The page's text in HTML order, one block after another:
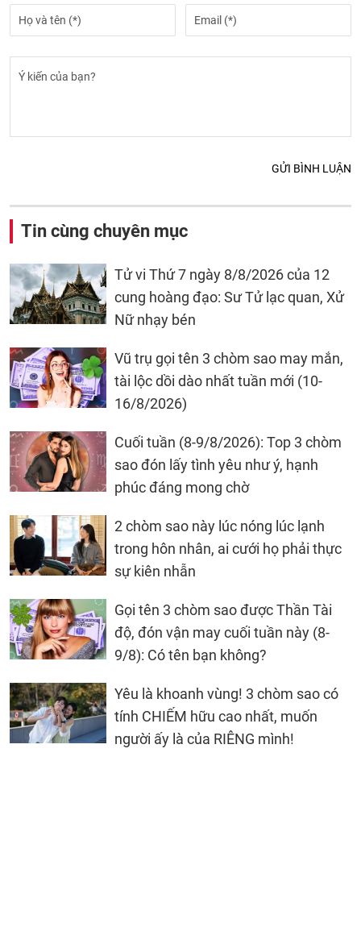
GỬI BÌNH LUẬN
Tin cùng chuyên mục
Tử vi Thứ 7 ngày 8/8/2026 của 12
cung hoàng đạo: Sư Tử lạc quan, Xử
Nữ nhạy bén
Vũ trụ gọi tên 3 chòm sao may mắn,
tài lộc dồi dào nhất tuần mới (10-
16/8/2026)
Cuối tuần (8-9/8/2026): Top 3 chòm
sao đón lấy tình yêu như ý, hạnh
phúc đáng mong chờ
2 chòm sao này lúc nóng lúc lạnh
trong hôn nhân, ai cưới họ phải thực
sự kiên nhẫn
Gọi tên 3 chòm sao được Thần Tài
độ, đón vận may cuối tuần này (8-
9/8): Có tên bạn không?
Yêu là khoanh vùng! 3 chòm sao có
tính CHIẾM hữu cao nhất, muốn
người ấy là của RIÊNG mình!